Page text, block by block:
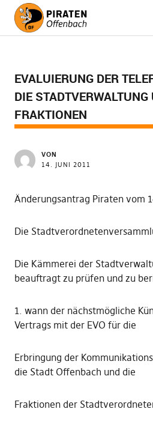
EVALUIERUNG DER
DIE STADTVERWALTUNG
FRAKTIONEN
VON
14. JUNI 2011
Änderungsantrag Piraten vom
Die
Die Kämmerei der
beauftragt zu prüfen und zu
1. wann der nächstmögliche
Vertrags mit der EVO für die
Erbringung der
die Stadt Offenbach und die
Fraktionen der